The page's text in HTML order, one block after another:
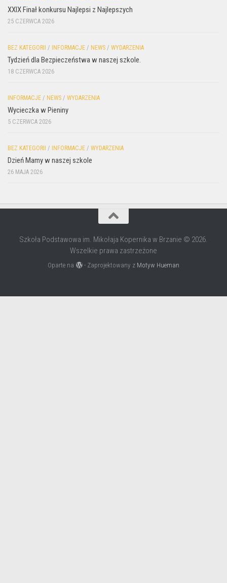
XXIX Finał konkursu Najlepsi z Najlepszych
25 CZERWCA 2026
BEZ KATEGORII / INFORMACJE / NEWS / WYDARZENIA
Tydzień dla Bezpieczeństwa w naszej szkole.
18 CZERWCA 2026
INFORMACJE / NEWS / WYDARZENIA
Wycieczka w Pieniny
5 CZERWCA 2026
BEZ KATEGORII / INFORMACJE / WYDARZENIA
Dzień Mamy w naszej szkole
26 MAJA 2026
Szkoła Podstawowa im. Mikołaja Kopernika w Brzanie © 2026.
Wszelkie prawa zastrzeżone
Oparte na - Zaprojektowany z Motyw Hueman